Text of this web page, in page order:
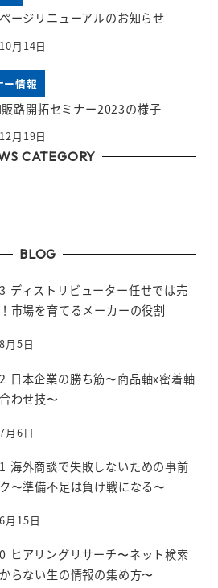
ージリニューアルのお知らせ
月14日
ー情報
販路開拓セミナー2023の様子
月19日
CATEGORY
BLOG
ディストリビューター任せでは売
市場を育てるメーカーの役割
月5日
日本企業の勝ち筋〜商品軸x密着軸
わせ技〜
月6日
海外商談で失敗しないための事前
〜準備不足は負け戦になる〜
月15日
ヒアリングリサーチ〜ネット検索
らない生の情報の集め方〜